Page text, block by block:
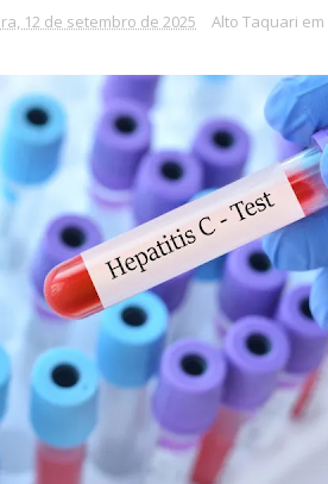
12 de setembro de 2025 Alto Taquari em